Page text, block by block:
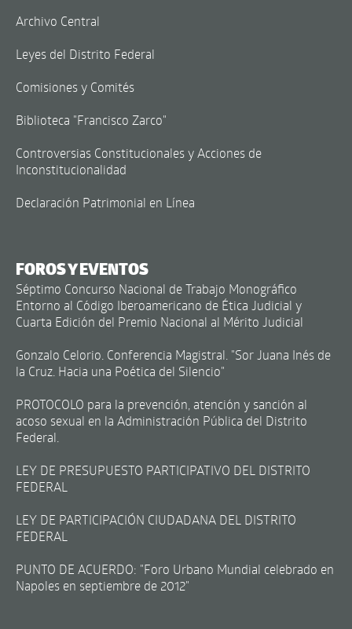
Archivo Central
Leyes del Distrito Federal
Comisiones y Comités
Biblioteca "Francisco Zarco"
Controversias Constitucionales y Acciones de
Inconstitucionalidad
Declaración Patrimonial en Línea
FOROS Y EVENTOS
Séptimo Concurso Nacional de Trabajo Monográfico
Entorno al Código Iberoamericano de Ética Judicial y
Cuarta Edición del Premio Nacional al Mérito Judicial
Gonzalo Celorio. Conferencia Magistral. "Sor Juana Inés de
la Cruz. Hacia una Poética del Silencio"
PROTOCOLO para la prevención, atención y sanción al
acoso sexual en la Administración Pública del Distrito
Federal.
LEY DE PRESUPUESTO PARTICIPATIVO DEL DISTRITO
FEDERAL
LEY DE PARTICIPACIÓN CIUDADANA DEL DISTRITO
FEDERAL
PUNTO DE ACUERDO: "Foro Urbano Mundial celebrado en
Napoles en septiembre de 2012"